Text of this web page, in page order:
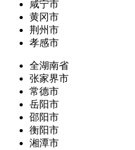
咸宁市
黄冈市
荆州市
孝感市
全湖南省
张家界市
常德市
岳阳市
邵阳市
衡阳市
湘潭市